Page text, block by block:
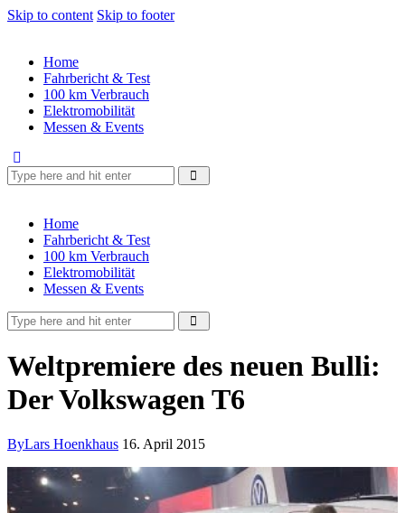
Skip to content Skip to footer
Home
Fahrbericht & Test
100 km Verbrauch
Elektromobilität
Messen & Events
Home
Fahrbericht & Test
100 km Verbrauch
Elektromobilität
Messen & Events
Weltpremiere des neuen Bulli:
Der Volkswagen T6
ByLars Hoenkhaus 16. April 2015